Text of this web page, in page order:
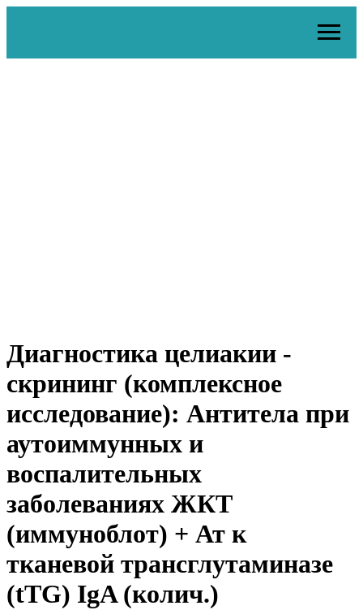
Диагностика целиакии -
скрининг (комплексное
исследование): Антитела при
аутоиммунных и
воспалительных
заболеваниях ЖКТ
(иммуноблот) + Ат к
тканевой трансглутаминазе
(tTG) IgA (колич.)